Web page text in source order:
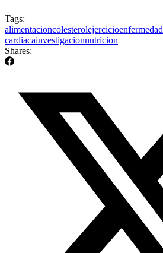
Tags:
alimentacioncolesterolejercicioenfermedad
cardiacainvestigacionnutricion
Shares: